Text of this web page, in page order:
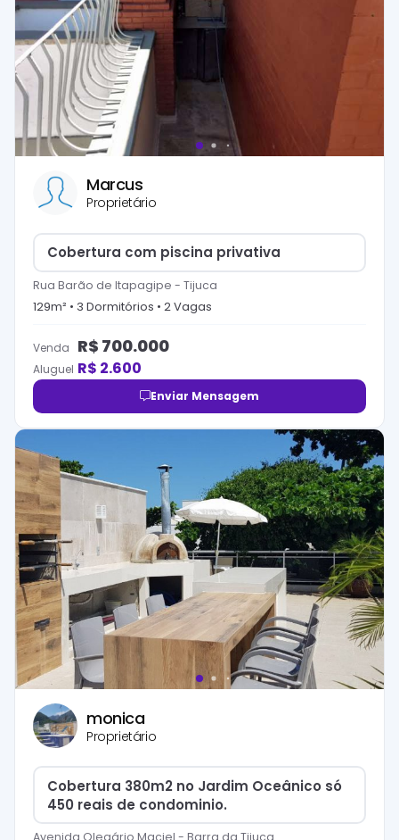
Marcus
Proprietário
Cobertura com piscina privativa
Rua Barão de Itapagipe - Tijuca
129m² • 3 Dormitórios • 2Vagas
Venda R$ 700.000
Aluguel R$ 2.600
Enviar Mensagem
monica
Proprietário
Cobertura 380m2 no Jardim Oceânico só
450 reais de condominio.
Avenida Olegário Maciel - Barra da Tijuca